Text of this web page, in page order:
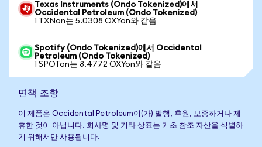
Texas Instruments (Ondo Tokenized)에서
Occidental Petroleum (Ondo Tokenized)
1 TXNon는 5.0308 OXYon와 같음
Spotify (Ondo Tokenized)에서 Occidental
Petroleum (Ondo Tokenized)
1 SPOTon는 8.4772 OXYon와 같음
면책 조항
이 제품은 Occidental Petroleum이(가) 발행, 후원, 보증하거나 제
휴한 것이 아닙니다. 회사명 및 기타 상표는 기초 참조 자산을 식별하
기 위해서만 사용됩니다.